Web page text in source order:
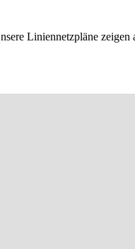
Liniennetzpläne